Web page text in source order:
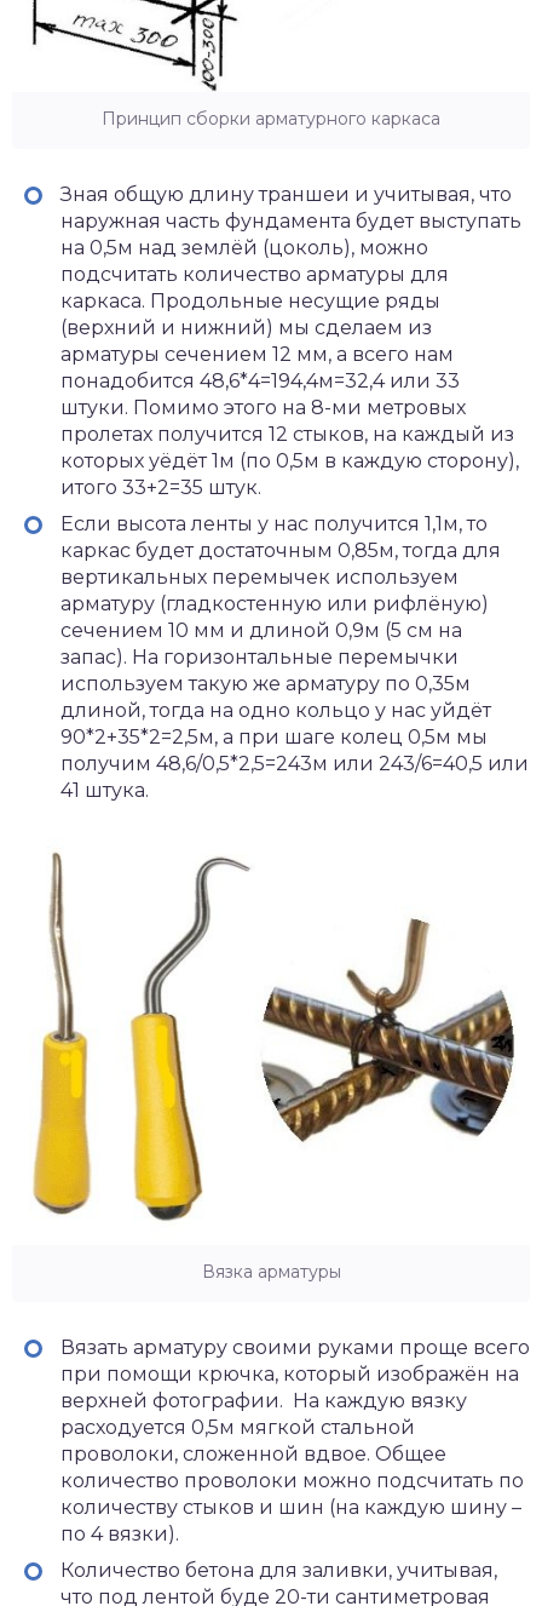
Принцип сборки арматурного каркаса
Зная общую длину траншеи и учитывая, что
наружная часть фундамента будет выступать
на 0,5м над землёй (цоколь), можно
подсчитать количество арматуры для
каркаса. Продольные несущие ряды
(верхний и нижний) мы сделаем из
арматуры сечением 12 мм, а всего нам
понадобится 48,6*4=194,4м=32,4 или 33
штуки. Помимо этого на 8-ми метровых
пролетах получится 12 стыков, на каждый из
которых уёдёт 1м (по 0,5м в каждую сторону),
итого 33+2=35 штук.
Если высота ленты у нас получится 1,1м, то
каркас будет достаточным 0,85м, тогда для
вертикальных перемычек используем
арматуру (гладкостенную или рифлёную)
сечением 10 мм и длиной 0,9м (5 см на
запас). На горизонтальные перемычки
используем такую же арматуру по 0,35м
длиной, тогда на одно кольцо у нас уйдёт
90*2+35*2=2,5м, а при шаге колец 0,5м мы
получим 48,6/0,5*2,5=243м или 243/6=40,5 или
41 штука.
Вязка арматуры
Вязать арматуру своими руками проще всего
при помощи крючка, который изображён на
верхней фотографии. На каждую вязку
расходуется 0,5м мягкой стальной
проволоки, сложенной вдвое. Общее
количество проволоки можно подсчитать по
количеству стыков и шин (на каждую шину –
по 4 вязки).
Количество бетона для заливки, учитывая,
что под лентой буде 20-ти сантиметровая